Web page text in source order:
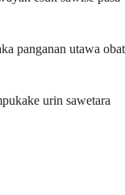
panganan utawa obat
urin sawetara